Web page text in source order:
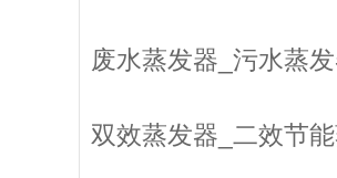
废水蒸发器_污水蒸
双效蒸发器_二效节